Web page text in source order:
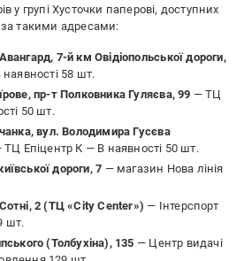
у групі Хусточки паперові, доступних
за такими адресами:
7-й км Овідіопольської дороги,
наявності 58 шт.
пр-т Полковника Гуляєва, 99 — ТЦ
50 шт.
вул. Володимира Гусєва
ТЦ Епіцентр К — В наявності 50 шт.
дороги, 7 — магазин Нова лінія
2 (ТЦ «City Center») — Інтерспорт
шт.
(Толбухіна), 135 — Центр видачі